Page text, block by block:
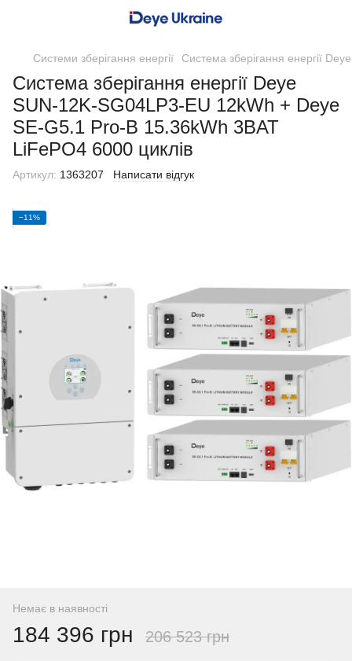
Системи зберігання енергії Система зберігання енергії
Система зберігання енергії Deye
SUN-12K-SG04LP3-EU 12kWh + Deye
SE-G5.1 Pro-B 15.36kWh 3BAT
LiFePO4 6000 циклів
Артикул: 1363207 Написати відгук
−11%
Немає в наявності
184 396 грн 206 523 грн